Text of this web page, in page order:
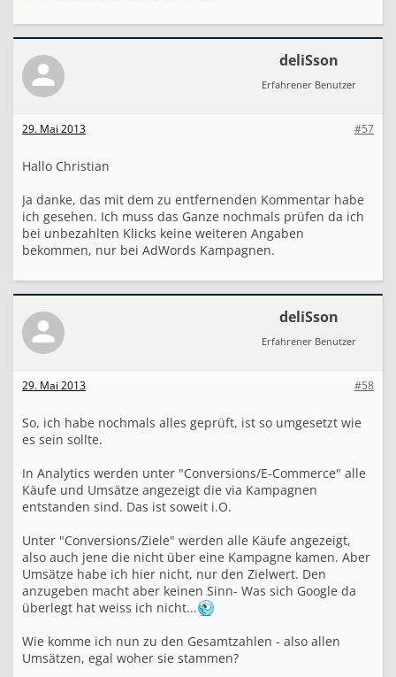
deliSson
Erfahrener Benutzer
#57
29. Mai 2013
Hallo Christian
Ja danke, das mit dem zu entfernenden Kommentar habe
ich gesehen. Ich muss das Ganze nochmals prüfen da ich
bei unbezahlten Klicks keine weiteren Angaben
bekommen, nur bei AdWords Kampagnen.
deliSson
Erfahrener Benutzer
#58
29. Mai 2013
So, ich habe nochmals alles geprüft, ist so umgesetzt wie
es sein sollte.
In Analytics werden unter "Conversions/E-Commerce" alle
Käufe und Umsätze angezeigt die via Kampagnen
entstanden sind. Das ist soweit i.O.
Unter "Conversions/Ziele" werden alle Käufe angezeigt,
also auch jene die nicht über eine Kampagne kamen. Aber
Umsätze habe ich hier nicht, nur den Zielwert. Den
anzugeben macht aber keinen Sinn- Was sich Google da
überlegt hat weiss ich nicht...
Wie komme ich nun zu den Gesamtzahlen - also allen
Umsätzen, egal woher sie stammen?